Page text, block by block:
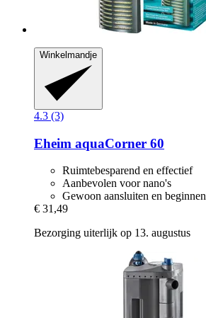
Winkelmandje
4.3 (3)
Eheim aquaCorner 60
Ruimtebesparend en effectief
Aanbevolen voor nano's
Gewoon aansluiten en beginnen
€ 31,49
Bezorging uiterlijk op 13. augustus